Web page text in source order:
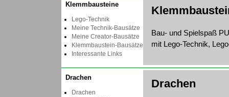
Klemmbausteine
Lego-Technik
Meine Technik-Bausätze
Meine Creator-Bausätze
Klemmbaustein-Bausätze
Interessante Links
Bau- und Spielspaß
mit Lego-Technik,
Drachen
Drachen
Drachen